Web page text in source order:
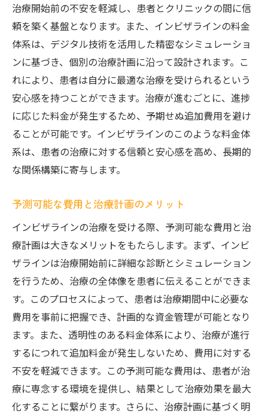
治療開始前の不安を軽減し、患者とクリニックの間に信
頼を築く基盤となります。また、インビザラインの料金
体系は、デジタル技術を活用した精密なシミュレーショ
ンに基づき、個別の治療計画に沿って設計されます。こ
れにより、患者は自分に最適な治療を受けられるという
安心感を持つことができます。治療が進むごとに、進捗
に応じた料金が発生するため、予期せぬ追加費用を避け
ることが可能です。インビザラインのこのような料金体
系は、患者の治療に対する信頼と安心感を高め、長期的
な関係構築に寄与します。
予測可能な費用と治療計画のメリット
インビザラインの治療を受ける際、予測可能な費用と治
療計画は大きなメリットをもたらします。まず、インビ
ザラインは治療開始前に詳細な診断とシミュレーション
を行うため、治療の全体像を患者に伝えることができま
す。このプロセスによって、患者は治療期間中に必要な
費用を事前に把握でき、計画的な資金管理が可能となり
ます。また、透明性のある料金体系により、治療が進行
するにつれて追加料金が発生しないため、費用に対する
不安を軽減できます。この予測可能な費用は、患者が治
療に専念する環境を提供し、結果として治療効果を最大
化することに繋がります。さらに、治療計画に基づく明